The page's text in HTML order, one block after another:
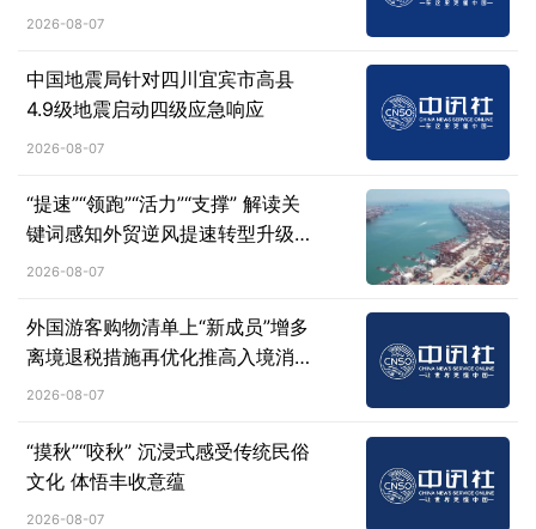
2026-08-07
中国地震局针对四川宜宾市高县
4.9级地震启动四级应急响应
2026-08-07
“提速”“领跑”“活力”“支撑” 解读关
键词感知外贸逆风提速转型升级
的“新质爆发力”
2026-08-07
外国游客购物清单上“新成员”增多
离境退税措施再优化推高入境消费
热力
2026-08-07
“摸秋”“咬秋” 沉浸式感受传统民俗
文化 体悟丰收意蕴
2026-08-07